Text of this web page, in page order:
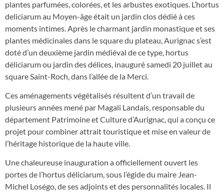
plantes parfumées, colorées, et les arbustes exotiques. L’hortus
deliciarum au Moyen-âge était un jardin clos dédié à ces
moments intimes. Après le charmant jardin monastique et ses
plantes médicinales dans le square du plateau, Aurignac s’est
doté d’un deuxième jardin médiéval de ce type, hortus
déliciarum ou jardin des délices, inauguré samedi 20 juillet au
square Saint-Roch, dans l’allée de la Merci.
Ces aménagements végétalisés résultent d’un travail de
plusieurs années mené par Magali Landais, responsable du
département Patrimoine et Culture d’Aurignac, qui a conçu ce
projet pour combiner attrait touristique et mise en valeur de
l’héritage historique de la haute ville.
Une chaleureuse inauguration a officiellement ouvert les
portes de l’hortus déliciarum, sous l’égide du maire Jean-
Michel Loségo, de ses adjoints et des personnalités locales. Il